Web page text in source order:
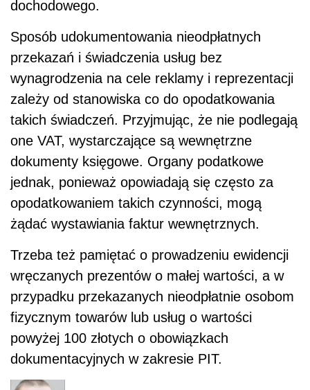
dochodowego.
Sposób udokumentowania nieodpłatnych
przekazań i świadczenia usług bez
wynagrodzenia na cele reklamy i reprezentacji
zależy od stanowiska co do opodatkowania
takich świadczeń. Przyjmując, że nie podlegają
one VAT, wystarczające są wewnętrzne
dokumenty księgowe. Organy podatkowe
jednak, ponieważ opowiadają się często za
opodatkowaniem takich czynności, mogą
żądać wystawiania faktur wewnętrznych.
Trzeba też pamiętać o prowadzeniu ewidencji
wręczanych prezentów o małej wartości, a w
przypadku przekazanych nieodpłatnie osobom
fizycznym towarów lub usług o wartości
powyżej 100 złotych o obowiązkach
dokumentacyjnych w zakresie PIT.